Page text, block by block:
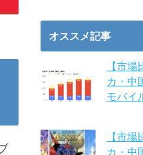
オススメ記事
【市
カ・中
モバイ
【市
カ・中